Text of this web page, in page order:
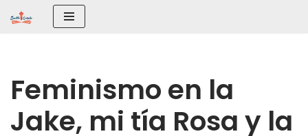
Feminismo en la
Jake, mi tía Rosa y la